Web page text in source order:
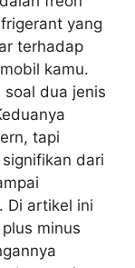
yang
terhadap
kamu.
dua jenis
tapi
dari
Di artikel ini
minus